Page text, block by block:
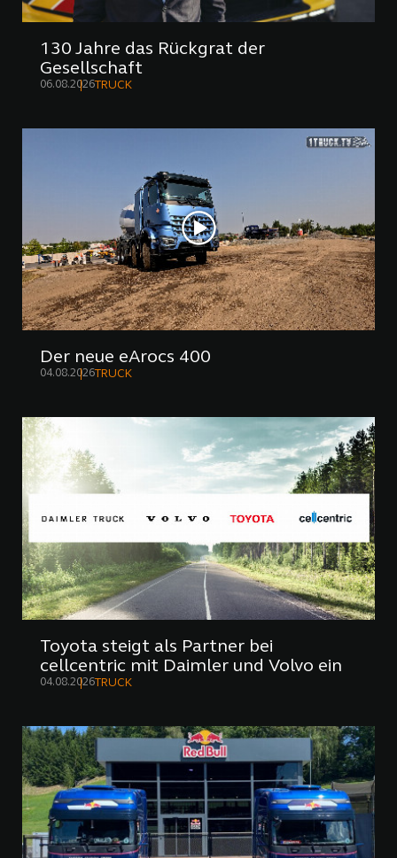
130 Jahre das Rückgrat der
Gesellschaft
06.08.2026TRUCK
Der neue eArocs 400
04.08.2026 TRUCK
Toyota steigt als Partner bei
cellcentric mit Daimler und Volvo ein
04.08.2026 TRUCK